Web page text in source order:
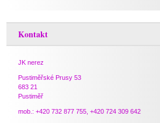
Kontakt
JK nerez
Pustiměřské Prusy 53
683 21
Pustiměř
mob.: +420 732 877 755, +420 724 309 642